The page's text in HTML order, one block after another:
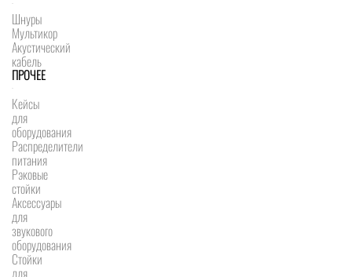
Шнуры
Мультикор
Акустический
кабель
ПРОЧЕЕ
Кейсы
для
оборудования
Распределители
питания
Рэковые
стойки
Аксессуары
для
звукового
оборудования
Стойки